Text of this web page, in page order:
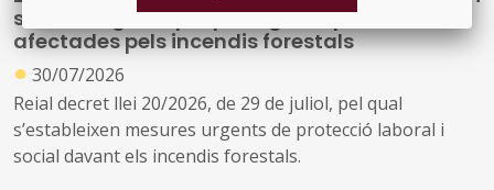
socials urgents per protegir les persones
afectades pels incendis forestals
● 30/07/2026
Reial decret llei 20/2026, de 29 de juliol, pel qual
s’estableixen mesures urgents de protecció laboral i
social davant els incendis forestals.